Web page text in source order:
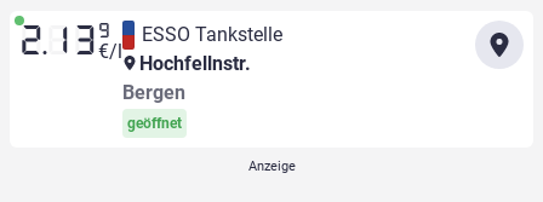
2.13 9
€/l
ESSO Tankstelle
Hochfellnstr.
Bergen
geöffnet